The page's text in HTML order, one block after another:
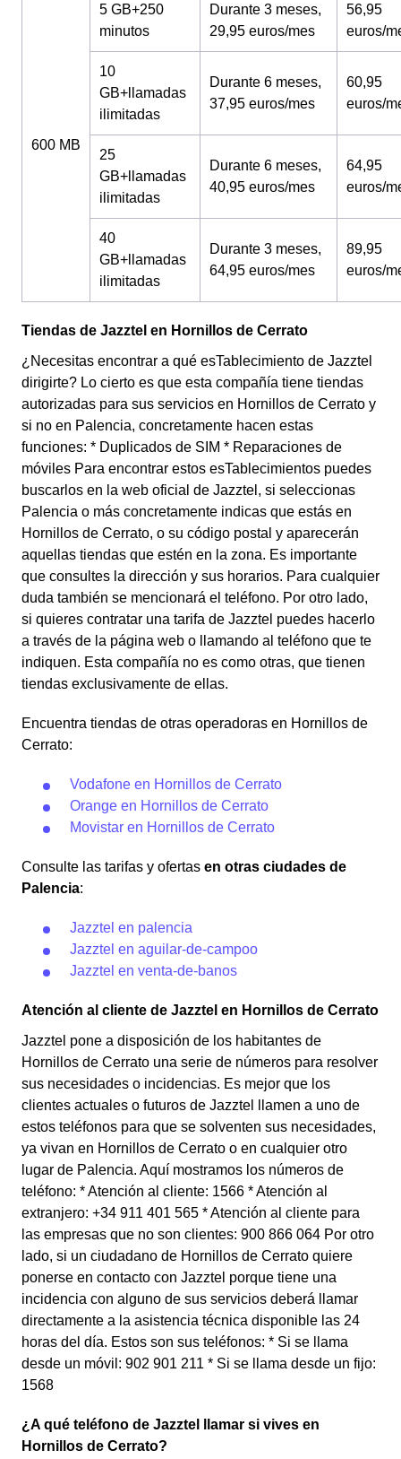
600 MB
5 GB+250
minutos
Durante 3 meses,
29,95 euros/mes
56,95
euros/
10
GB+llamadas
ilimitadas
Durante 6 meses,
37,95 euros/mes
60,95
euros/
25
GB+llamadas
ilimitadas
Durante 6 meses,
40,95 euros/mes
64,95
euros/
40
GB+llamadas
ilimitadas
Durante 3 meses,
64,95 euros/mes
89,95
euros/
Tiendas de Jazztel en Hornillos de Cerrato
¿Necesitas encontrar a qué esTablecimiento de Jazztel
dirigirte? Lo cierto es que esta compañía tiene tiendas
autorizadas para sus servicios en Hornillos de Cerrato y
si no en Palencia, concretamente hacen estas
funciones: * Duplicados de SIM * Reparaciones de
móviles Para encontrar estos esTablecimientos puedes
buscarlos en la web oficial de Jazztel, si seleccionas
Palencia o más concretamente indicas que estás en
Hornillos de Cerrato, o su código postal y aparecerán
aquellas tiendas que estén en la zona. Es importante
que consultes la dirección y sus horarios. Para cualquier
duda también se mencionará el teléfono. Por otro lado,
si quieres contratar una tarifa de Jazztel puedes hacerlo
a través de la página web o llamando al teléfono que te
indiquen. Esta compañía no es como otras, que tienen
tiendas exclusivamente de ellas.
Encuentra tiendas de otras operadoras en Hornillos de
Cerrato:
Vodafone en Hornillos de Cerrato
Orange en Hornillos de Cerrato
Movistar en Hornillos de Cerrato
Consulte las tarifas y ofertas en otras ciudades de
Palencia:
Jazztel en palencia
Jazztel en aguilar-de-campoo
Jazztel en venta-de-banos
Atención al cliente de Jazztel en Hornillos de Cerrato
Jazztel pone a disposición de los habitantes de
Hornillos de Cerrato una serie de números para resolver
sus necesidades o incidencias. Es mejor que los
clientes actuales o futuros de Jazztel llamen a uno de
estos teléfonos para que se solventen sus necesidades,
ya vivan en Hornillos de Cerrato o en cualquier otro
lugar de Palencia. Aquí mostramos los números de
teléfono: * Atención al cliente: 1566 * Atención al
extranjero: +34 911 401 565 * Atención al cliente para
las empresas que no son clientes: 900 866 064 Por otro
lado, si un ciudadano de Hornillos de Cerrato quiere
ponerse en contacto con Jazztel porque tiene una
incidencia con alguno de sus servicios deberá llamar
directamente a la asistencia técnica disponible las 24
horas del día. Estos son sus teléfonos: * Si se llama
desde un móvil: 902 901 211 * Si se llama desde un fijo:
1568
¿A qué teléfono de Jazztel llamar si vives en
Hornillos de Cerrato?